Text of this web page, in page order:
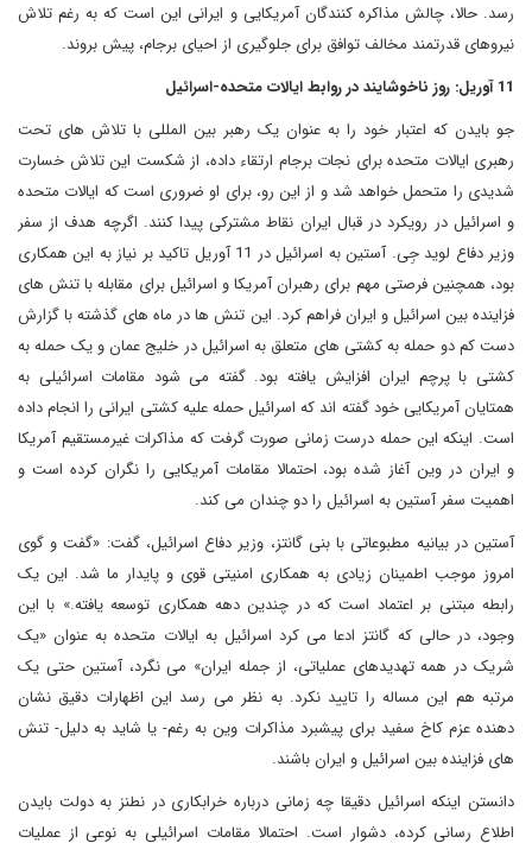
رسد. حالا، چالش مذاکره کنندگان آمریکایی و ایرانی این است که به رغم تلاش
نیروهای قدرتمند مخالف توافق برای جلوگیری از احیای برجام، پیش بروند.
11 آوریل: روز ناخوشایند در روابط ایالات متحده-اسرائیل
جو بایدن که اعتبار خود را به عنوان یک رهبر بین المللی با تلاش های تحت
رهبری ایالات متحده برای نجات برجام ارتقاء داده، از شکست این تلاش خسارت
شدیدی را متحمل خواهد شد و از این رو، برای او ضروری است که ایالات متحده
و اسرائیل در رویکرد در قبال ایران نقاط مشترکی پیدا کنند. اگرچه هدف از سفر
وزیر دفاع لوید جِی. آستین به اسرائیل در 11 آوریل تاکید بر نیاز به این همکاری
بود، همچنین فرصتی مهم برای رهبران آمریکا و اسرائیل برای مقابله با تنش های
فزاینده بین اسرائیل و ایران فراهم کرد. این تنش ها در ماه های گذشته با گزارش
دست کم دو حمله به کشتی های متعلق به اسرائیل در خلیج عمان و یک حمله به
کشتی با پرچم ایران افزایش یافته بود. گفته می شود مقامات اسرائیلی به
همتایان آمریکایی خود گفته اند که اسرائیل حمله علیه کشتی ایرانی را انجام داده
است. اینکه این حمله درست زمانی صورت گرفت که مذاکرات غیرمستقیم آمریکا
و ایران در وین آغاز شده بود، احتمالا مقامات آمریکایی را نگران کرده است و
اهمیت سفر آستین به اسرائیل را دو چندان می کند.
آستین در بیانیه مطبوعاتی با بنی گانتز، وزیر دفاع اسرائیل، گفت: «گفت و گوی
امروز موجب اطمینان زیادی به همکاری امنیتی قوی و پایدار ما شد. این یک
رابطه مبتنی بر اعتماد است که در چندین دهه همکاری توسعه یافته.» با این
وجود، در حالی که گانتز ادعا می کرد اسرائیل به ایالات متحده به عنوان «یک
شریک در همه تهدیدهای عملیاتی، از جمله ایران» می نگرد، آستین حتی یک
مرتبه هم این مساله را تایید نکرد. به نظر می رسد این اظهارات دقیق نشان
دهنده عزم کاخ سفید برای پیشبرد مذاکرات وین به رغم- یا شاید به دلیل- تنش
های فزاینده بین اسرائیل و ایران باشند.
دانستن اینکه اسرائیل دقیقا چه زمانی درباره خرابکاری در نطنز به دولت بایدن
اطلاع رسانی کرده، دشوار است. احتمالا مقامات اسرائیلی به نوعی از عملیات